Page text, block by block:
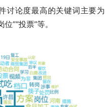
讨论度最高的关键词主要为
”“投票”等。